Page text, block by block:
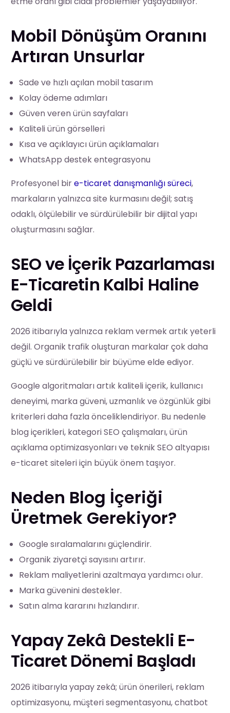
Mobil Dönüşüm Oranını
Artıran Unsurlar
Sade ve hızlı açılan mobil tasarım
Kolay ödeme adımları
Güven veren ürün sayfaları
Kaliteli ürün görselleri
Kısa ve açıklayıcı ürün açıklamaları
WhatsApp destek entegrasyonu
Profesyonel bire-ticaret danışmanlığı süreci,
markaların yalnızca site kurmasını değil; satış
odaklı, ölçülebilir ve sürdürülebilir bir dijital yapı
oluşturmasını sağlar.
SEO ve İçerik Pazarlaması
E-Ticaretin Kalbi Haline
Geldi
2026 itibarıyla yalnızca reklam vermek artık yeterli
değil. Organik trafik oluşturan markalar çok daha
güçlü ve sürdürülebilir bir büyüme elde ediyor.
Google algoritmaları artık kaliteli içerik, kullanıcı
deneyimi, marka güveni, uzmanlık ve özgünlük gibi
kriterleri daha fazla önceliklendiriyor. Bu nedenle
blog içerikleri, kategori SEO çalışmaları, ürün
açıklama optimizasyonları ve teknik SEO altyapısı
e-ticaret siteleri için büyük önem taşıyor.
Neden Blog İçeriği
Üretmek Gerekiyor?
Google sıralamalarını güçlendirir.
Organik ziyaretçi sayısını artırır.
Reklam maliyetlerini azaltmaya yardımcı olur.
Marka güvenini destekler.
Satın alma kararını hızlandırır.
Yapay Zekâ Destekli E-
Ticaret Dönemi Başladı
2026 itibarıyla yapay zekâ; ürün önerileri, reklam
optimizasyonu, müşteri segmentasyonu, chatbot